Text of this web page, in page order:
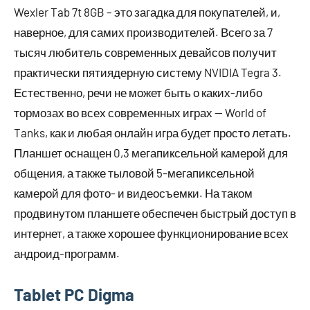
Wexler Tab 7t 8GB – это загадка для покупателей, и,
наверное, для самих производителей. Всего за 7
тысяч любитель современных девайсов получит
практически пятиядерную систему NVIDIA Tegra 3.
Естественно, речи не может быть о каких-либо
тормозах во всех современных играх — World of
Tanks, как и любая онлайн игра будет просто летать.
Планшет оснащен 0,3 мегапиксельной камерой для
общения, а также тыловой 5-мегапиксельной
камерой для фото- и видеосъемки. На таком
продвинутом планшете обеспечен быстрый доступ в
интернет, а также хорошее функционирование всех
андроид-программ.
Tablet PC Digma